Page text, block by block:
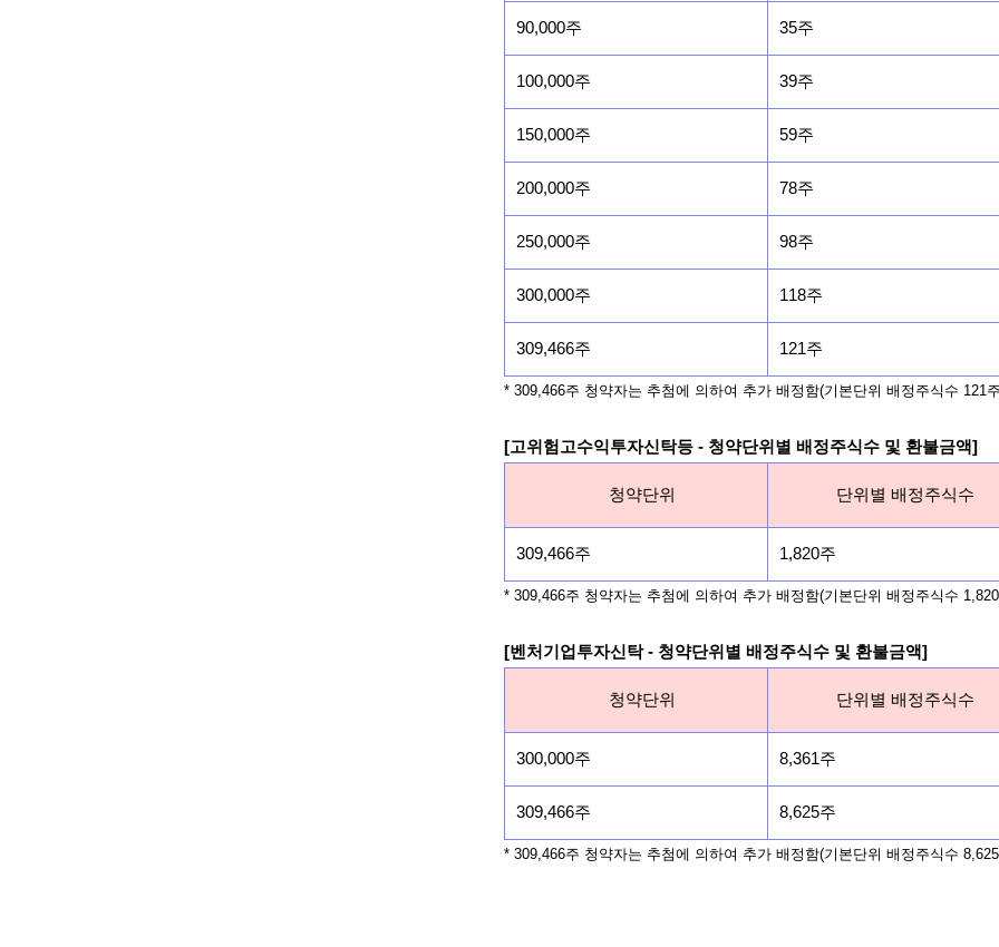
90,000주 35주
100,000주 39주
150,000주 59주
200,000주 78주
250,000주 98주
300,000주 118주
309,466주 121주
* 309,466주 청약자는 추첨에 의하여 추가 배정함(기본단위 배정주식수 121
[고위험고수익투자신탁등 - 청약단위별 배정주식수 및 환불금액]
청약단위 단위별 배정주식수
309,466주 1,820주
* 309,466주 청약자는 추첨에 의하여 추가 배정함(기본단위 배정주식수
[벤처기업투자신탁 - 청약단위별 배정주식수 및 환불금액]
청약단위 단위별 배정주식수
300,000주 8,361주
309,466주 8,625주
* 309,466주 청약자는 추첨에 의하여 추가 배정함(기본단위 배정주식수